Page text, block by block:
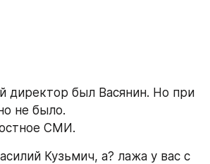
директор был Васянин. Но при
не было.
СМИ.
Кузьмич, а? лажа у вас с